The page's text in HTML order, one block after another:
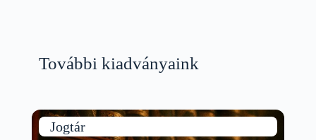
További kiadványaink
Jogtár